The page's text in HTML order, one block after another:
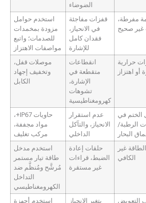
الضوضاء
مفرطة،
غير صحيح
قفزات مفاجئة
في الانحياز،
فقدان كامل
للإشارة
استخدم حوامل
مزودة بمخمدات
للصدمات؛ واتبع
مواصفات الاهتزاز
حرارية
أو اهتزاز
انقطاعات
متقطعة في
الإشارة،
تشوهات
كهرومغناطيسية
موصلات قفل،
وتخفيف إجهاد
الكابل
في
الرطبة/
البحار
عدم استقرار
الانحياز، والتآكل
الداخلي
حاويات IP67+،
مواد مجففة،
مركب تغليف
غير
الكافي
حلقات إعادة
الضبط، قراءات
غير مستقرة
استخدم مدخل
طاقة تيار مستمر
مُرشَّح ومُنظَّم ضد
التداخل
الكهرومغناطيسي
التعويض
يتغير الانحياز
استخدم أجهزة